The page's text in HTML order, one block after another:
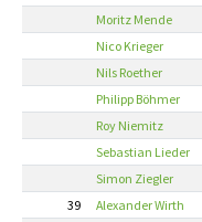
Moritz Mende
Nico Krieger
Nils Roether
Philipp Böhmer
Roy Niemitz
Sebastian Lieder
Simon Ziegler
39
Alexander Wirth